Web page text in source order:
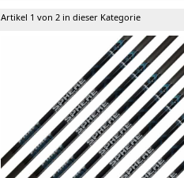
Artikel 1 von 2 in dieser Kategorie